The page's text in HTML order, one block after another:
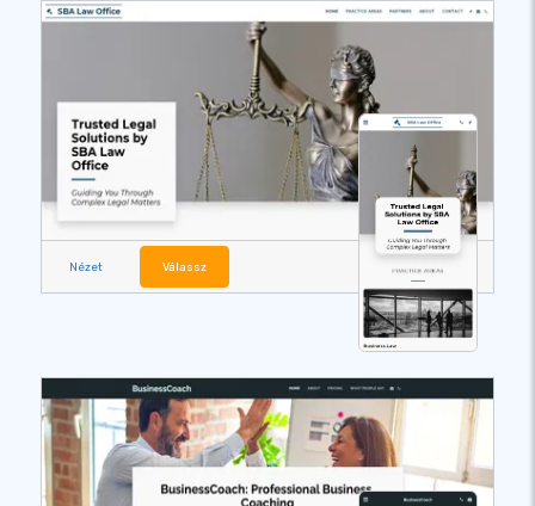
Nézet Válassz